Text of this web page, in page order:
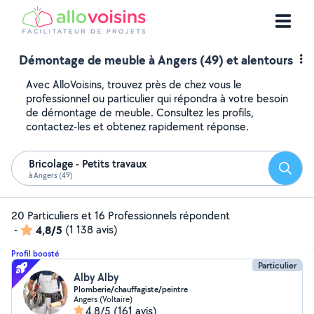
Démontage de meuble à Angers (49) et alentours
Avec AlloVoisins, trouvez près de chez vous le
professionnel ou particulier qui répondra à votre besoin
de démontage de meuble. Consultez les profils,
contactez-les et obtenez rapidement réponse.
Bricolage - Petits travaux
à Angers (49)
20 Particuliers et 16 Professionnels répondent
-
4,8/5 (1 138 avis)
Profil boosté
Particulier
Alby Alby
Plomberie/chauffagiste/peintre
Angers (Voltaire)
4,8/5 (161 avis)